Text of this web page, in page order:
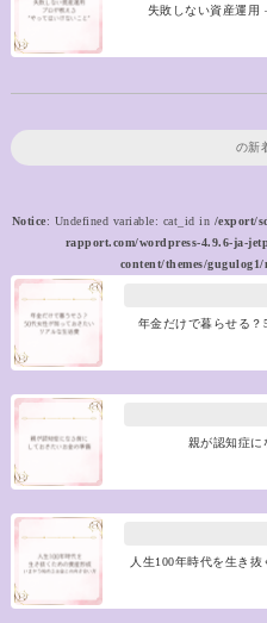
失敗しない資産運用
の新
Notice: Undefined variable: cat_id in /export/
rapport.com/wordpress-4.9.6-ja-
content/themes/
年金だけで暮らせる
親が認知症に
人生100年時代を生き